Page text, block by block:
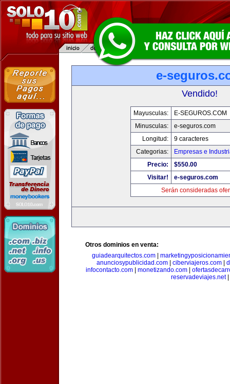
e-
Vendido!
Mayusculas:
E-SEGUROS.COM
Minusculas:
e-seguros.com
Longitud:
9 caracteres
Categorias:
Empresas e
Precio:
$550.00
Visitar!
e-seguros.com
Serán consideradas
Otros dominios en venta:
guiadearquitectos.com
anunciosypublicidad.com| ciberviajeros.com|
infocontacto.com
monetizando.com
reservadeviajes.net|